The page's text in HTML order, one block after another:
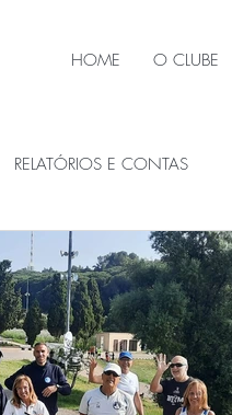
HOME O CLUBE
RELATÓRIOS E CONTAS
ÓRGÃOS SOCIAIS